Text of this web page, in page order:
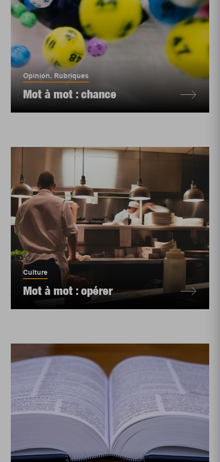
Opinion, Rubriques
Mot à mot : chance
Culture
Mot à mot : opérer